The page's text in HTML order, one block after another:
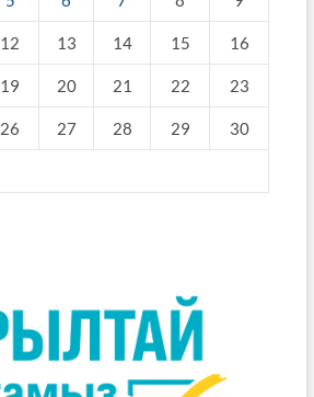
12 13 14 15 16
19 20 21 22 23
26 27 28 29 30